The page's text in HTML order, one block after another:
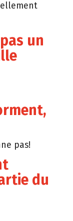
un
pas!
du